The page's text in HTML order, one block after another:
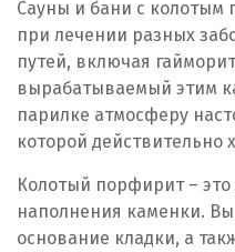
Сауны и бани с
при лечении разных
путей, включая
вырабатываемый этим
парилке атмосферу
которой действительно
Колотый порфирит –
наполнения каменки.
основание кладки, а